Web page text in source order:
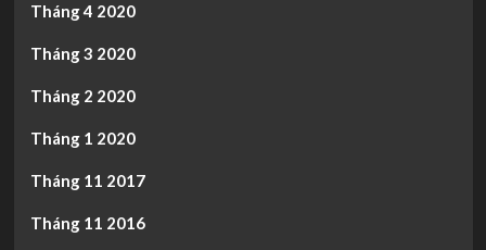
Tháng 4 2020
Tháng 3 2020
Tháng 2 2020
Tháng 1 2020
Tháng 11 2017
Tháng 11 2016